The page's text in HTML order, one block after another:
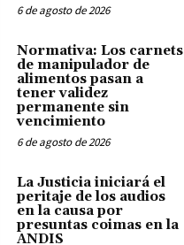
6 de agosto de 2026
Normativa: Los carnets
de manipulador de
alimentos pasan a
tener validez
permanente sin
vencimiento
6 de agosto de 2026
La Justicia iniciará el
peritaje de los audios
en la causa por
presuntas coimas en la
ANDIS